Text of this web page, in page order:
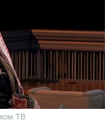
ТВ